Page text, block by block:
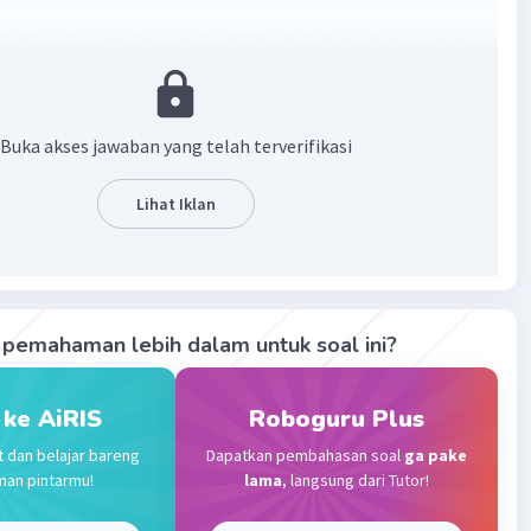
kenampakan alam yang diairi dan diolah untuk
bahan pokok, seperti padi.
0.0(0)
Buka akses jawaban yang telah terverifikasi
Lihat Iklan
lebih dalam untuk soal ini?
AiRIS
dan belajar bareng
pintarmu!
Roboguru Plus
Dapatkan pembahasan soal ga pake
lama, langsung dari Tutor!